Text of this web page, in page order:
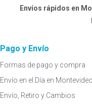
Envíos rápidos en
Pago y Envío
Formas de pago y compra
Envío en el Día en
Envío, Retiro y Cambios